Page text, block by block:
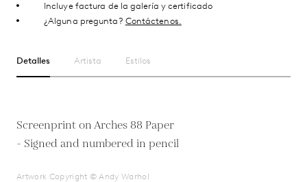
Incluye factura de la galería y certificado
¿Alguna pregunta? Contáctenos.
Detalles Artista Estilos
Screenprint on Arches 88 Paper
- Signed and numbered in pencil
Artwork Copyright © Andy Warhol